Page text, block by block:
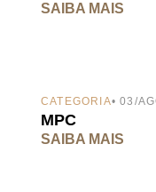
SAIBA MAIS
CATEGORIA• 03/
MPC
SAIBA MAIS